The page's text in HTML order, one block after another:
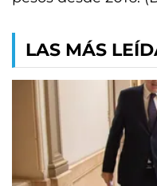
LAS MÁS